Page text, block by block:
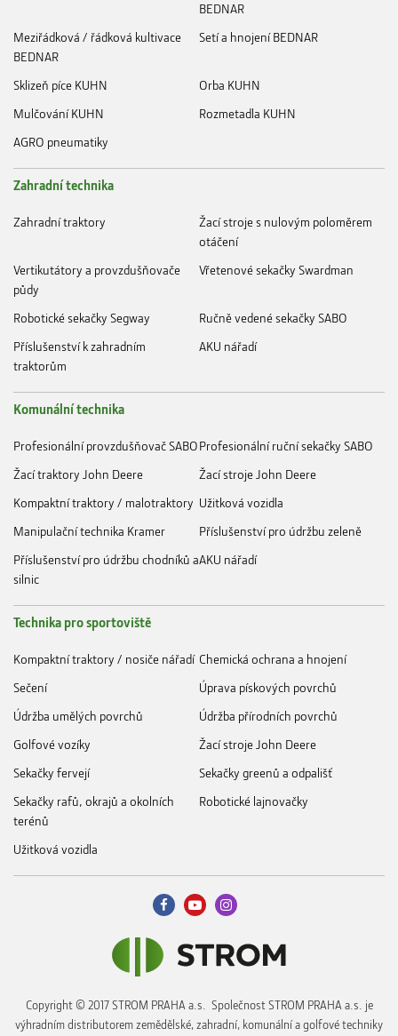
BEDNAR
Meziřádková / řádková kultivace
BEDNAR
Setí a hnojení BEDNAR
Sklizeň píce KUHN
Orba KUHN
Mulčování KUHN
Rozmetadla KUHN
AGRO pneumatiky
Zahradní technika
Zahradní traktory
Žací stroje s nulovým poloměrem
otáčení
Vertikutátory a provzdušňovače
půdy
Vřetenové sekačky Swardman
Robotické sekačky Segway
Ručně vedené sekačky SABO
Příslušenství k zahradním
traktorům
AKU nářadí
Komunální technika
Profesionální provzdušňovač SABOProfesionální ruční sekačky SABO
Žací traktory John Deere
Žací stroje John Deere
Kompaktní traktory / malotraktory Užitková vozidla
Manipulační technika Kramer
Příslušenství pro údržbu zeleně
Příslušenství pro údržbu chodníků a
silnic
AKU nářadí
Technika pro sportoviště
Kompaktní traktory / nosiče nářadí Chemická ochrana a hnojení
Sečení
Úprava pískových povrchů
Údržba umělých povrchů
Údržba přírodních povrchů
Golfové vozíky
Žací stroje John Deere
Sekačky fervejí
Sekačky greenů a odpališť
Sekačky rafů, okrajů a okolních
terénů
Robotické lajnovačky
Užitková vozidla
Copyright © 2017 STROM PRAHA a.s. Společnost STROM PRAHA a.s. je
výhradním distributorem zemědělské, zahradní, komunální a golfové techniky